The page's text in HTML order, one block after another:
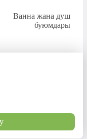
Ванна жана душ
буюмдары